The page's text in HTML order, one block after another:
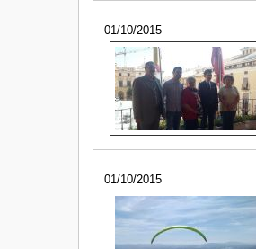
01/10/2015
01/10/2015